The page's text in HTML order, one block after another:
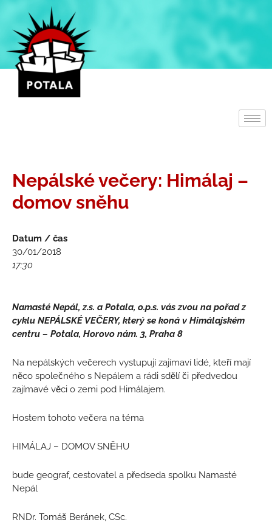
Přeskočit
obsah
Nepálské večery: Himálaj –
domov sněhu
Datum / čas
30/01/2018
17:30
Namasté Nepál, z.s. a Potala, o.p.s. vás zvou na pořad z
cyklu NEPÁLSKÉ VEČERY, který se koná v Himálajském
centru – Potala, Horovo nám. 3, Praha 8
Na nepálských večerech vystupují zajímaví lidé, kteří mají
něco společného s Nepálem a rádi sdělí či předvedou
zajímavé věci o zemi pod Himálajem.
Hostem tohoto večera na téma
HIMÁLAJ – DOMOV SNĚHU
bude geograf, cestovatel a předseda spolku Namasté
Nepál
RNDr. Tomáš Beránek, CSc.